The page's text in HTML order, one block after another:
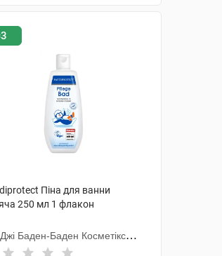
Піна для ванни
250 мл 1 флакон
Баден-Баден Косметікс
Гмбх